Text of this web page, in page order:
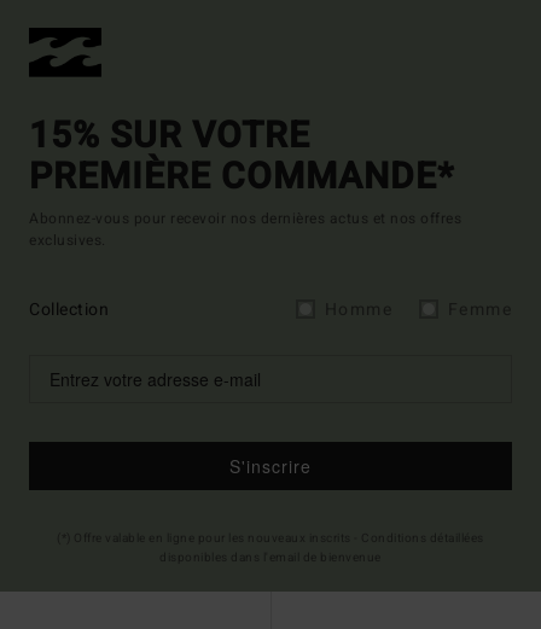
15% SUR VOTRE
PREMIÈRE COMMANDE*
Abonnez-vous pour recevoir nos dernières actus et nos offres
exclusives.
Collection
S'inscrire